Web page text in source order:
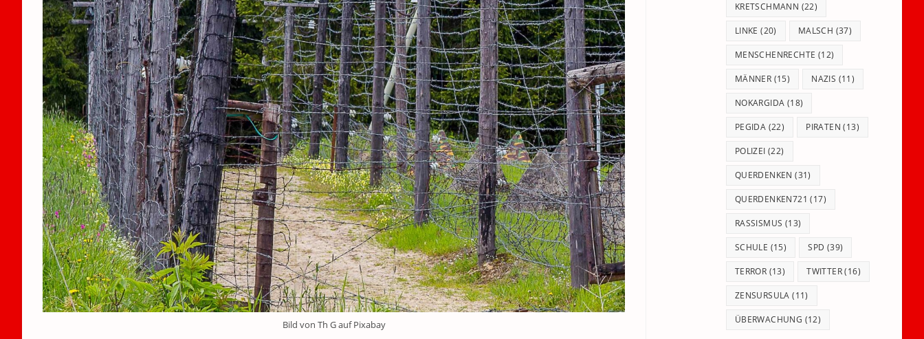
Bild von Th G auf Pixabay
KRETSCHMANN (22)
LINKE (20) MALSCH (37)
MENSCHENRECHTE (12)
MÄNNER (15) NAZIS (11)
NOKARGIDA (18)
PEGIDA (22) PIRATEN (13)
POLIZEI (22)
QUERDENKEN (31)
QUERDENKEN721 (17)
RASSISMUS (13)
SCHULE (15) SPD (39)
TERROR (13) TWITTER(16)
ZENSURSULA (11)
ÜBERWACHUNG (12)